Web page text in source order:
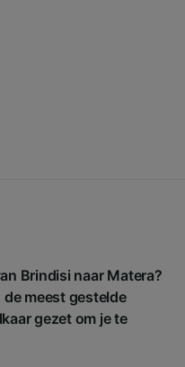
Brindisi naar Matera?
de meest gestelde
gezet om je te